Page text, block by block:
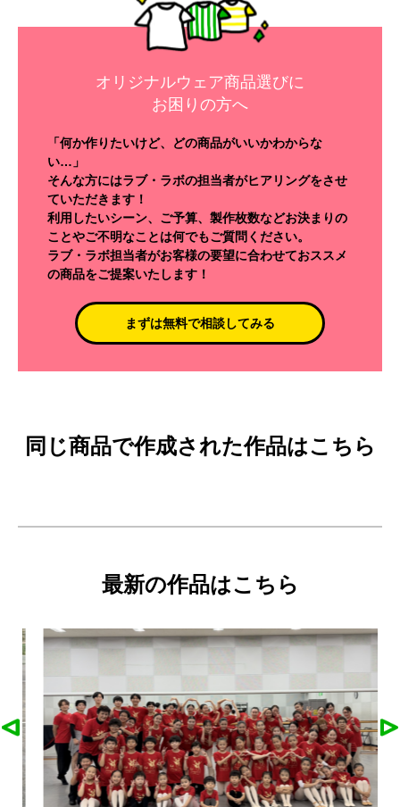
オリジナルウェア商品選びに
お困りの方へ
「何か作りたいけど、どの商品がいいかわからな
い…」
そんな方にはラブ・ラボの担当者がヒアリングをさせ
ていただきます！
利用したいシーン、ご予算、製作枚数などお決まりの
ことやご不明なことは何でもご質問ください。
ラブ・ラボ担当者がお客様の要望に合わせておススメ
の商品をご提案いたします！
まずは無料で相談してみる
同じ商品で作成された作品はこちら
最新の作品はこちら